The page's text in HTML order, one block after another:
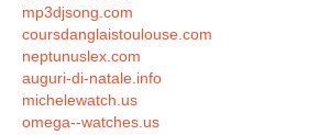
mp3djsong.com
coursdanglaistoulouse.com
neptunuslex.com
auguri-di-natale.info
michelewatch.us
omega--watches.us